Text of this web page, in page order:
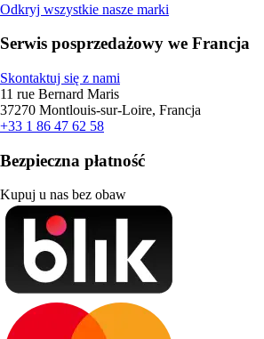
Odkryj wszystkie nasze marki
Serwis posprzedażowy we Francja
Skontaktuj się z nami
11 rue Bernard Maris
37270 Montlouis-sur-Loire, Francja
+33 1 86 47 62 58
Bezpieczna płatność
Kupuj u nas bez obaw